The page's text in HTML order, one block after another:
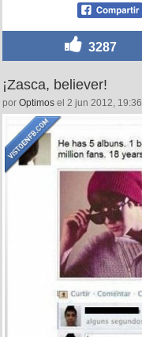
3287
¡Zasca, believer!
por Optimos el 2 jun 2012, 19:36